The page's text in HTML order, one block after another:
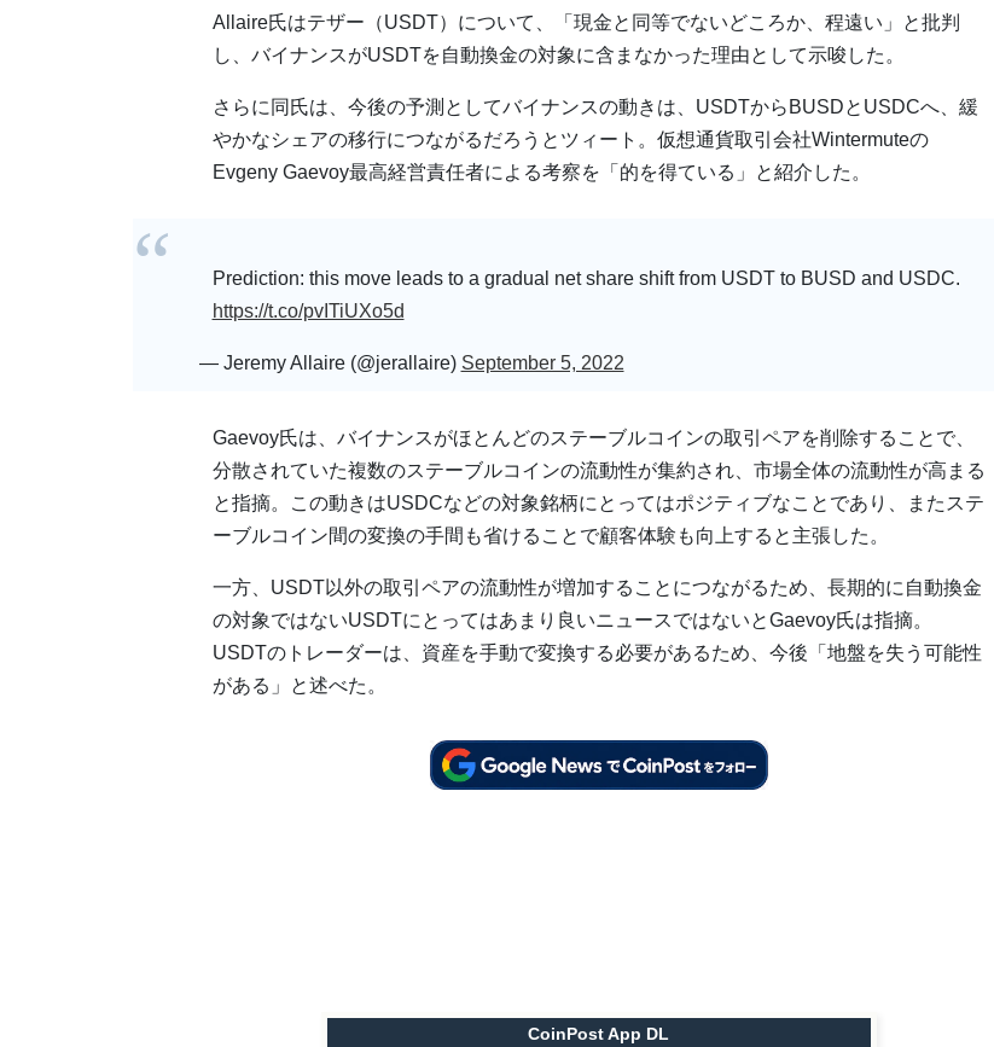
Allaire氏はテザー（USDT）について、「現金と同等でないどころか、程遠い」と批判
し、バイナンスがUSDTを自動換金の対象に含まなかった理由として示唆した。
さらに同氏は、今後の予測としてバイナンスの動きは、USDTからBUSDとUSDCへ、緩
やかなシェアの移行につながるだろうとツィート。仮想通貨取引会社Wintermuteの
Evgeny Gaevoy最高経営責任者による考察を「的を得ている」と紹介した。
Prediction: this move leads to a gradual net share shift from USDT to BUSD and USDC.
https://t.co/pvITiUXo5d
— Jeremy Allaire (@jerallaire) September 5, 2022
Gaevoy氏は、バイナンスがほとんどのステーブルコインの取引ペアを削除することで、
分散されていた複数のステーブルコインの流動性が集約され、市場全体の流動性が高まる
と指摘。この動きはUSDCなどの対象銘柄にとってはポジティブなことであり、またステ
ーブルコイン間の変換の手間も省けることで顧客体験も向上すると主張した。
一方、USDT以外の取引ペアの流動性が増加することにつながるため、長期的に自動換金
の対象ではないUSDTにとってはあまり良いニュースではないとGaevoy氏は指摘。
USDTのトレーダーは、資産を手動で変換する必要があるため、今後「地盤を失う可能性
がある」と述べた。
CoinPost App DL